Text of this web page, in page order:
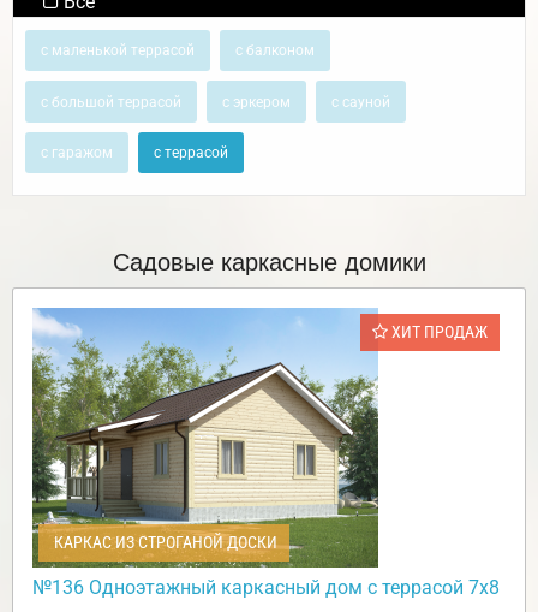
с маленькой террасой с балконом
с большой террасой с эркером с сауной
с гаражом с террасой
Садовые каркасные домики
ХИТ ПРОДАЖ
КАРКАС ИЗ СТРОГАНОЙ ДОСКИ
№136 Одноэтажный каркасный дом с террасой 7х8